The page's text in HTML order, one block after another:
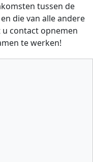
tussen de
die van alle andere
contact opnemen
te werken!